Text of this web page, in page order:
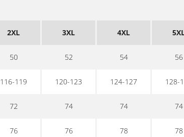
2XL 3XL 4XL
50 52 54 56
116-119 120-123 124-127 128-
72 74 74 74
76 76 78 78